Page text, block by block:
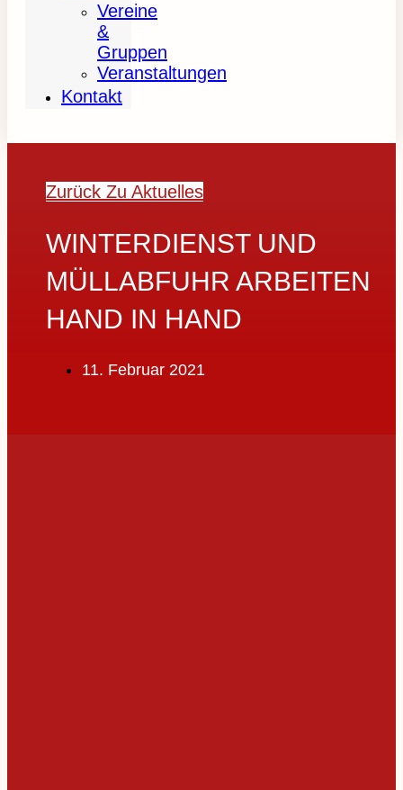
Vereine
&
Gruppen
Veranstaltungen
Kontakt
Zurück Zu Aktuelles
WINTERDIENST UND
MÜLLABFUHR ARBEITEN
HAND IN HAND
11. Februar 2021